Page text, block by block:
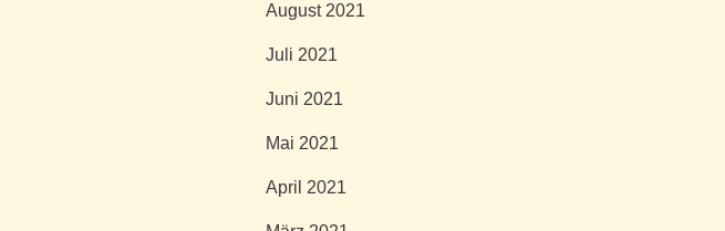
August 2021
Juli 2021
Juni 2021
Mai 2021
April 2021